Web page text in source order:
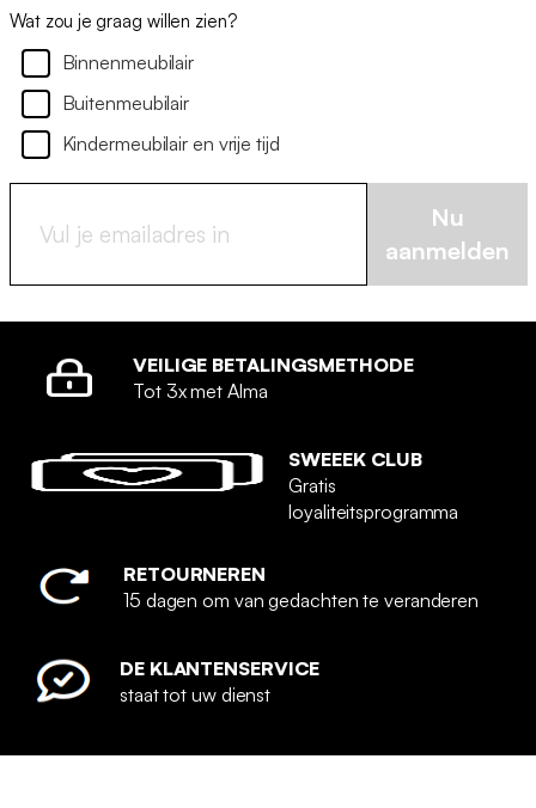
Wat zou je graag willen zien?
Binnenmeubilair
Buitenmeubilair
Kindermeubilair en vrije tijd
Nu
aanmelden
VEILIGE BETALINGSMETHODE
Tot 3x met Alma
SWEEEK CLUB
Gratis
loyaliteitsprogramma
RETOURNEREN
15 dagen om van gedachten te veranderen
DE KLANTENSERVICE
staat tot uw dienst